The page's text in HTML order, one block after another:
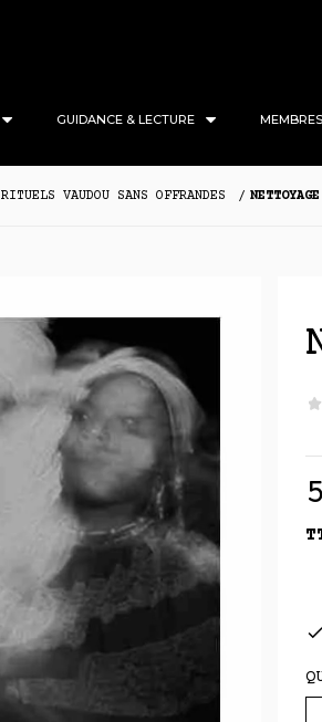
GUIDANCE & LECTURE MEMBRES
RITUELS VAUDOU SANS OFFRANDES
